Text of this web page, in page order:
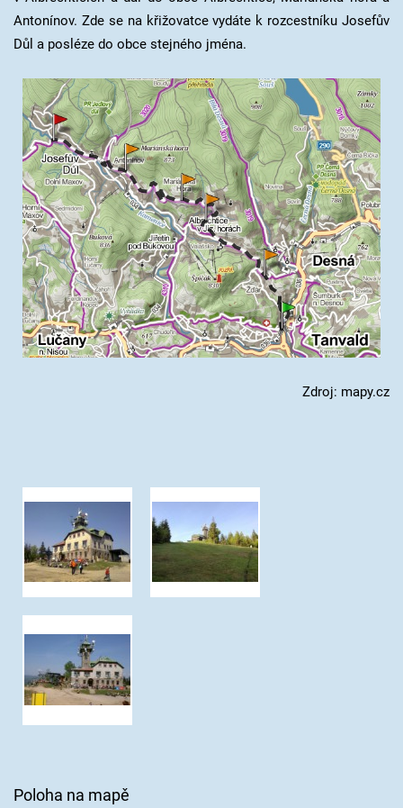
Antonínov. Zde se na křižovatce vydáte k rozcestníku Josefův
Důl a posléze do obce stejného jména.
Zdroj: mapy.cz
Poloha na mapě